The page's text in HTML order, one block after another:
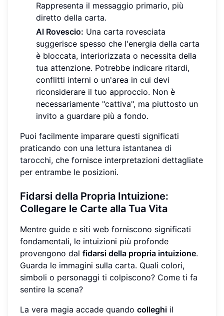
Rappresenta il messaggio primario, più
diretto della carta.
Al Rovescio: Una carta rovesciata
suggerisce spesso che l'energia della carta
è bloccata, interiorizzata o necessita della
tua attenzione. Potrebbe indicare ritardi,
conflitti interni o un'area in cui devi
riconsiderare il tuo approccio. Non è
necessariamente "cattiva", ma piuttosto un
invito a guardare più a fondo.
Puoi facilmente imparare questi significati
praticando con una lettura istantanea di
tarocchi, che fornisce interpretazioni dettagliate
per entrambe le posizioni.
Fidarsi della Propria Intuizione:
Collegare le Carte alla Tua Vita
Mentre guide e siti web forniscono significati
fondamentali, le intuizioni più profonde
provengono dal fidarsi della propria intuizione.
Guarda le immagini sulla carta. Quali colori,
simboli o personaggi ti colpiscono? Come ti fa
sentire la scena?
La vera magia accade quando colleghi il